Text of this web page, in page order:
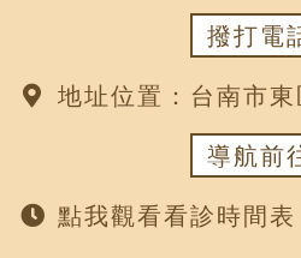
撥打電
地址位置： 台南市
導航前
點我觀看看診時間表